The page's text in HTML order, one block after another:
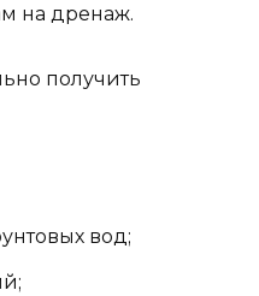
на дренаж.
получить
вод;